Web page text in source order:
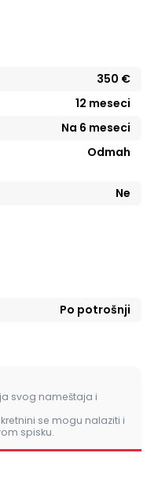
350 €
12 meseci
Na 6 meseci
Odmah
Ne
Po potrošnji
svog nameštaja i
se mogu nalaziti i
spisku.